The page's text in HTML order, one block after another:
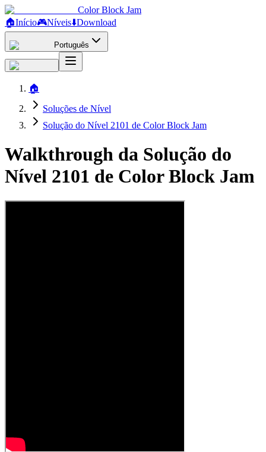
Color Block Jam
🏠Início🎮Níveis⬇️Download
Português
🏠
Soluções de Nível
Solução do Nível 2101 de Color Block Jam
Walkthrough da Solução do
Nível 2101 de Color Block Jam